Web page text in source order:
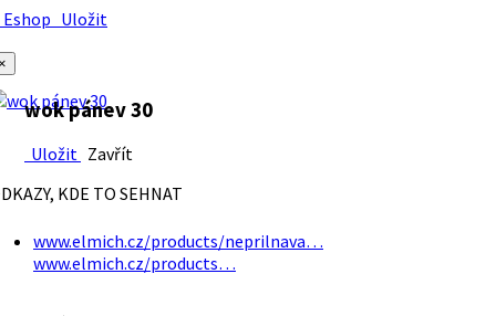
Uložit
wok pánev 30
Uložit Zavřít
KDE TO SEHNAT
www.elmich.cz/products/neprilnava…
www.elmich.cz/products…